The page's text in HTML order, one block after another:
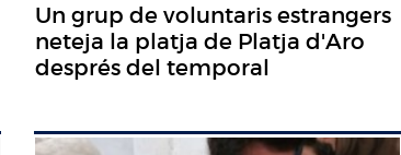
Un grup de voluntaris estrangers
neteja la platja de Platja d'Aro
després del temporal